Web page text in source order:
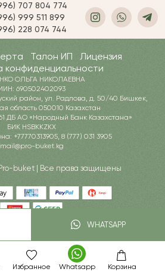
Избранное Whatsapp Корзина
WHATSAPP
707 804 774
999 511 899
228 074 744
Талон ИП
Лицензия
конфиденциальности
ОЛЬГА НИКОЛАЕВНА
690502402093
район, ул. Радлова, д. 50/40 Бишкек,
область 050010 Казахстан
ДБ АО «Народный Банк Казахстана»
БИК HSBKKZKX
+77770313905, 8 (777) 031 3905
mail@pro-buket.kg
buket | Все права защищены